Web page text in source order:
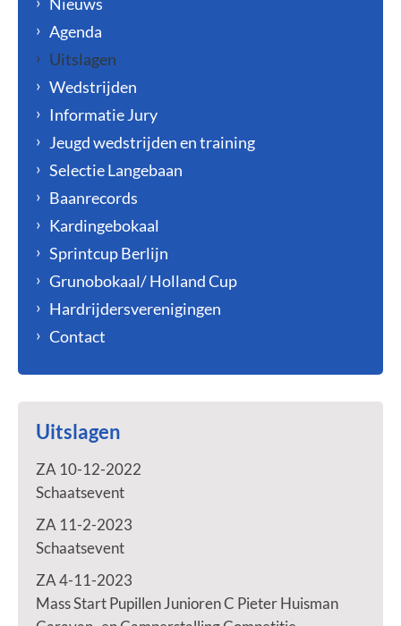
Nieuws
Agenda
Uitslagen
Wedstrijden
Informatie Jury
Jeugd wedstrijden en training
Selectie Langebaan
Baanrecords
Kardingebokaal
Sprintcup Berlijn
Grunobokaal/ Holland Cup
Hardrijdersverenigingen
Contact
Uitslagen
ZA 10-12-2022
Schaatsevent
ZA 11-2-2023
Schaatsevent
ZA 4-11-2023
Mass Start Pupillen Junioren C Pieter Huisman